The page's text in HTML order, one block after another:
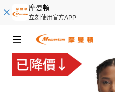
摩曼頓
立刻使用官方APP